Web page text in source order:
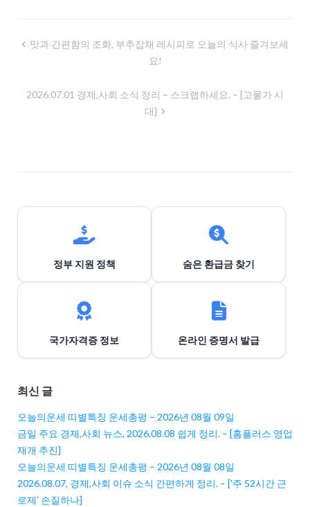
글맛과 간편함의 조화, 부추잡채 레시피로 오늘의 식사 즐겨보세
요!
2026.07.01 경제,사회 소식 정리 – 스크랩하세요. – [고물가 시
대]
정부 지원 정책 숨은 환급금 찾기
국가자격증 정보 온라인 증명서 발급
최신 글
오늘의운세 띠별특징 운세총평 – 2026년 08월 09일
금일 주요 경제,사회 뉴스, 2026.08.08 쉽게 정리. – [홈플러스 영업
재개 추진]
오늘의운세 띠별특징 운세총평 – 2026년 08월 08일
2026.08.07, 경제,사회 이슈 소식 간편하게 정리. – ['주 52시간 근
로제' 손질하나]